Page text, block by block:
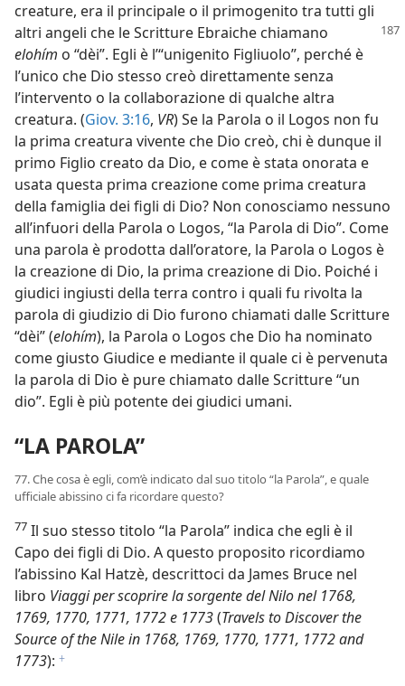
creature, era il principale o il primogenito tra tutti gli
altri angeli che le Scritture Ebraiche chiamano
elohím o “dèi”. Egli è l’“unigenito Figliuolo”, perché è
l’unico che Dio stesso creò direttamente senza
l’intervento o la collaborazione di qualche altra
creatura. (Giov. 3:16, VR) Se la Parola o il Logos non fu
la prima creatura vivente che Dio creò, chi è dunque il
primo Figlio creato da Dio, e come è stata onorata e
usata questa prima creazione come prima creatura
della famiglia dei figli di Dio? Non conosciamo nessuno
all’infuori della Parola o Logos, “la Parola di Dio”. Come
una parola è prodotta dall’oratore, la Parola o Logos è
la creazione di Dio, la prima creazione di Dio. Poiché i
giudici ingiusti della terra contro i quali fu rivolta la
parola di giudizio di Dio furono chiamati dalle Scritture
“dèi” (elohím), la Parola o Logos che Dio ha nominato
come giusto Giudice e mediante il quale ci è pervenuta
la parola di Dio è pure chiamato dalle Scritture “un
dio”. Egli è più potente dei giudici umani.
“LA PAROLA”
77. Che cosa è egli, com’è indicato dal suo titolo “la Parola”, e quale
ufficiale abissino ci fa ricordare questo?
77 Il suo stesso titolo “la Parola” indica che egli è il
Capo dei figli di Dio. A questo proposito ricordiamo
l’abissino Kal Hatzè, descrittoci da James Bruce nel
libro Viaggi per scoprire la sorgente del Nilo nel 1768,
1769, 1770, 1771, 1772 e 1773(Travels to Discover the
Source of the Nile in 1768, 1769, 1770, 1771, 1772 and
1773): f